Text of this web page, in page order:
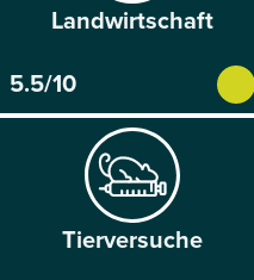
Land­wirtschaft
5.5/10
Tier­versuche